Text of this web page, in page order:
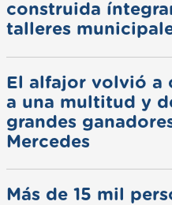
construida
talleres
El alfajor volvió a
a una multitud y
grandes
Mercedes
Más de 15 mil